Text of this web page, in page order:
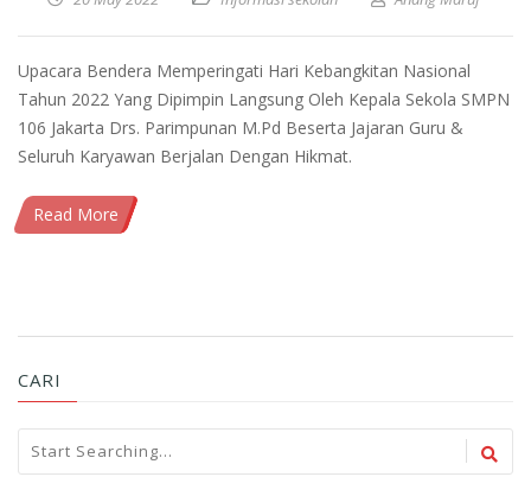
Upacara Bendera Memperingati Hari Kebangkitan Nasional
Tahun 2022 Yang Dipimpin Langsung Oleh Kepala Sekola SMPN
106 Jakarta Drs. Parimpunan M.Pd Beserta Jajaran Guru &
Seluruh Karyawan Berjalan Dengan Hikmat.
Read More
CARI